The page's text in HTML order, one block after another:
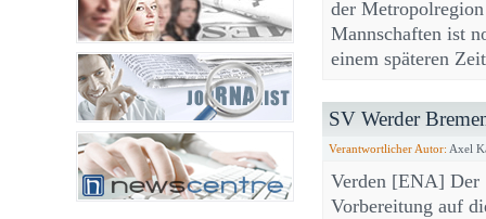
der
Mannschaften ist
einem späteren
SV Werder
Verantwortlicher Autor: Axel
Verden [ENA] Der
Vorbereitung auf